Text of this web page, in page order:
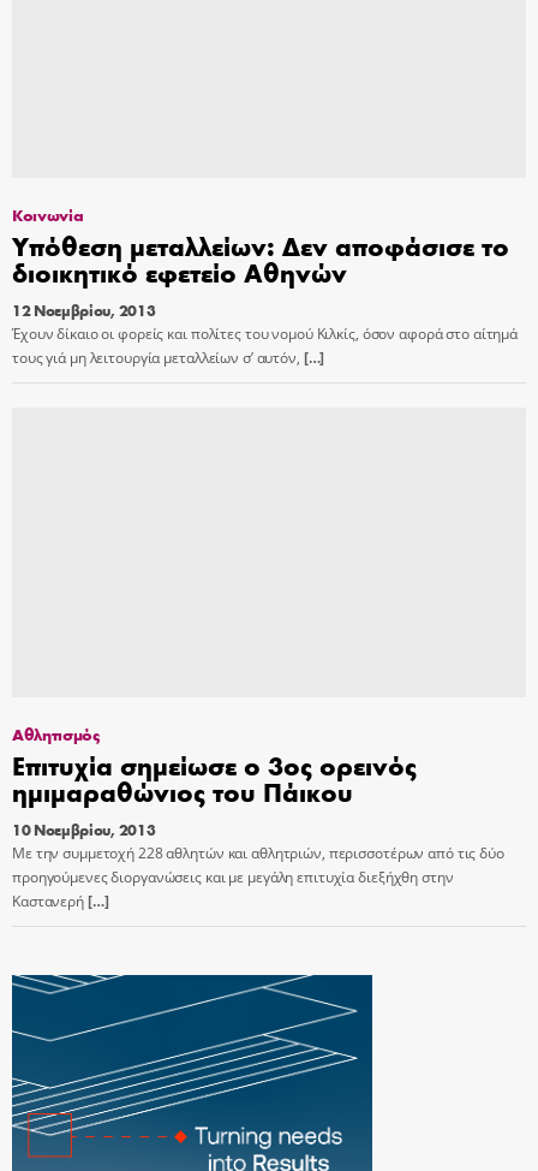
Κοινωνία
Υπόθεση μεταλλείων: Δεν αποφάσισε το
διοικητικό εφετείο Αθηνών
12 Νοεμβρίου, 2013
Έχουν δίκαιο οι φορείς και πολίτες του νομού Κιλκίς, όσον αφορά στο αίτημά
τους γιά μη λειτουργία μεταλλείων σ’ αυτόν, […]
Αθλητισμός
Επιτυχία σημείωσε ο 3ος ορεινός
ημιμαραθώνιος του Πάικου
10 Νοεμβρίου, 2013
Με την συμμετοχή 228 αθλητών και αθλητριών, περισσοτέρων από τις δύο
προηγούμενες διοργανώσεις και με μεγάλη επιτυχία διεξήχθη στην
Καστανερή[…]